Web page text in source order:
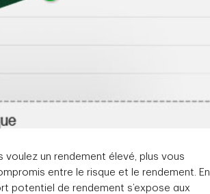
voulez un rendement élevé, plus vous
entre le risque et le rendement. En
potentiel de rendement s’expose aux